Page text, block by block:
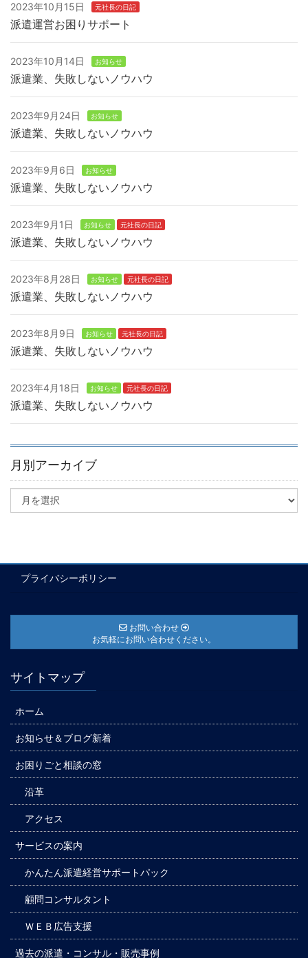
2023年10月15日 元社長の日記
派遣運営お困りサポート
2023年10月14日 お知らせ
派遣業、失敗しないノウハウ
2023年9月24日 お知らせ
派遣業、失敗しないノウハウ
2023年9月6日 お知らせ
派遣業、失敗しないノウハウ
2023年9月1日 お知らせ 元社長の日記
派遣業、失敗しないノウハウ
2023年8月28日 お知らせ 元社長の日記
派遣業、失敗しないノウハウ
2023年8月9日 お知らせ 元社長の日記
派遣業、失敗しないノウハウ
2023年4月18日 お知らせ 元社長の日記
派遣業、失敗しないノウハウ
月別アーカイブ
プライバシーポリシー
お問い合わせ
お気軽にお問い合わせください。
サイトマップ
ホーム
お知らせ＆ブログ新着
お困りごと相談の窓
沿革
アクセス
サービスの案内
かんたん派遣経営サポートパック
顧問コンサルタント
ＷＥＢ広告支援
過去の派遣・コンサル・販売事例